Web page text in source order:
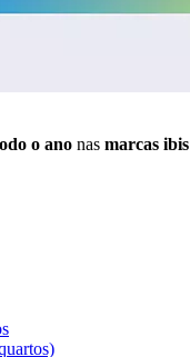
o ano nas marcas ibis